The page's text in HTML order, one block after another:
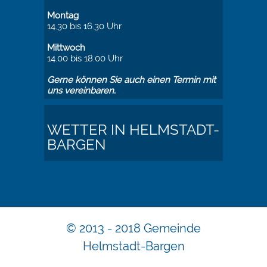
Montag
14.30 bis 16.30 Uhr
Mittwoch
14.00 bis 18.00 Uhr
Gerne können Sie auch einen Termin mit
uns vereinbaren.
WETTER IN HELMSTADT-
BARGEN
© 2013 - 2018 Gemeinde
Helmstadt-Bargen